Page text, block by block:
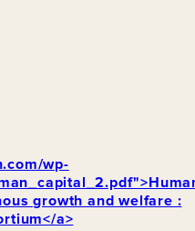
wp-
growth and welfare :
a>